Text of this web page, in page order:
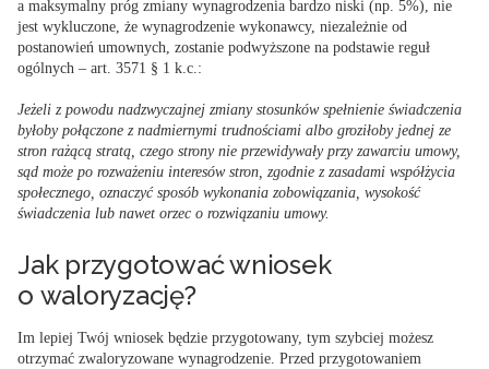
a maksymalny próg zmiany wynagrodzenia bardzo niski (np. 5%), nie
jest wykluczone, że wynagrodzenie wykonawcy, niezależnie od
postanowień umownych, zostanie podwyższone na podstawie reguł
ogólnych – art. 3571 § 1 k.c.:
Jeżeli z powodu nadzwyczajnej zmiany stosunków spełnienie świadczenia
byłoby połączone z nadmiernymi trudnościami albo groziłoby jednej ze
stron rażącą stratą, czego strony nie przewidywały przy zawarciu umowy,
sąd może po rozważeniu interesów stron, zgodnie z zasadami współżycia
społecznego, oznaczyć sposób wykonania zobowiązania, wysokość
świadczenia lub nawet orzec o rozwiązaniu umowy.
Jak przygotować wniosek
o waloryzację?
Im lepiej Twój wniosek będzie przygotowany, tym szybciej możesz
otrzymać zwaloryzowane wynagrodzenie . Przed przygotowaniem